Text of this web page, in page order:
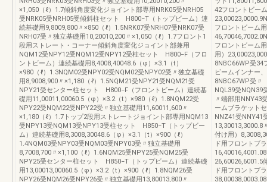
×1,050（ℓ）1.7傾斜角度変化ジョイント部専用NRK05受NRH05
受NRK05受NRH05受傾斜柱セット H800−T（トップビーム）連
続基礎用9,8009,800〃×850（ℓ）1.5NRK07受NRH07受NRK07受
NRH07受〃独立基礎用10,20010,200〃×1,050（ℓ）1.7フロント1
段用ストレート・コーナー傾斜角度変化ジョイント部兼用
NQM12受NPY12受NQM12受NPY12受柱セット H800−F（フロ
ントビーム）連続基礎用8,4008,40048.6（φ）×3.1（t）
×980（ℓ）1.3NQM02受NPY02受NQM02受NPY02受〃独立基礎
用8,9008,900〃×1,180（ℓ）1.5NQM21受NPY21受NQM21受
NPY21受センター柱セット H800−F（フロントビーム）連続基
礎用11,00011,00060.5（φ）×3.2（t）×980（ℓ）1.8NQM22受
NPY22受NQM22受NPY22受〃独立基礎用11,60011,600〃
×1,180（ℓ）1.7トップ2段用ストレートジョイント部専用NQM13
受NPY13受NQM13受NPY13受柱セット H850−T（トップビー
ム）連続基礎用8,3008,30048.6（φ）×3.1（t）×900（ℓ）
1.4NQM03受NPY03受NQM03受NPY03受〃独立基礎用
8,7008,700〃×1,100（ℓ）1.6NQM25受NPY25受NQM25受
NPY25受センター柱セット H850−T（トップビーム）連続基礎
用13,00013,00060.5（φ）×3.2（t）×900（ℓ）1.8NQM26受
NPY26受NQM26受NPY26受〃独立基礎用13,80013,800〃
42フロントビー
フロントビーム
フロントビーム
用）
8NBC66WP受34
ビームインナー
8NBC67WP受〃
NQL39受NQN39
〃端部用NNY43
ームブラケット
NNZ41受NNY41
13,30013,3000.8
付け用）
ド用フロントブ
26,60026,6001.5
ド用フロントブ